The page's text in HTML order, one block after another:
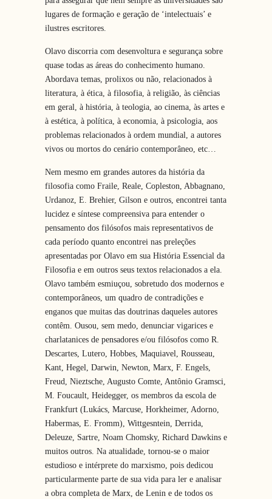
lugares de formação e geração de ‘intelectuais’ e
ilustres escritores.
Olavo discorria com desenvoltura e segurança sobre
quase todas as áreas do conhecimento humano.
Abordava temas, prolixos ou não, relacionados à
literatura, à ética, à filosofia, à religião, às ciências
em geral, à história, à teologia, ao cinema, às artes e
à estética, à política, à economia, à psicologia, aos
problemas relacionados à ordem mundial, a autores
vivos ou mortos do cenário contemporâneo, etc…
Nem mesmo em grandes autores da história da
filosofia como Fraile, Reale, Copleston, Abbagnano,
Urdanoz, E. Brehier, Gilson e outros, encontrei tanta
lucidez e síntese compreensiva para entender o
pensamento dos filósofos mais representativos de
cada período quanto encontrei nas preleções
apresentadas por Olavo em sua História Essencial da
Filosofia e em outros seus textos relacionados a ela.
Olavo também esmiuçou, sobretudo dos modernos e
contemporâneos, um quadro de contradições e
enganos que muitas das doutrinas daqueles autores
contêm. Ousou, sem medo, denunciar vigarices e
charlatanices de pensadores e/ou filósofos como R.
Descartes, Lutero, Hobbes, Maquiavel, Rousseau,
Kant, Hegel, Darwin, Newton, Marx, F. Engels,
Freud, Nieztsche, Augusto Comte, Antônio Gramsci,
M. Foucault, Heidegger, os membros da escola de
Frankfurt (Lukács, Marcuse, Horkheimer, Adorno,
Habermas, E. Fromm), Wittgesntein, Derrida,
Deleuze, Sartre, Noam Chomsky, Richard Dawkins e
muitos outros. Na atualidade, tornou-se o maior
estudioso e intérprete do marxismo, pois dedicou
particularmente parte de sua vida para ler e analisar
a obra completa de Marx, de Lenin e de todos os